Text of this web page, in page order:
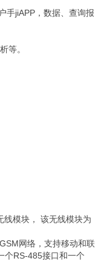
jiAPP，数据、查询报
等。
模块， 该无线模块为
网络，支持移动和联
个RS-485接口和一个